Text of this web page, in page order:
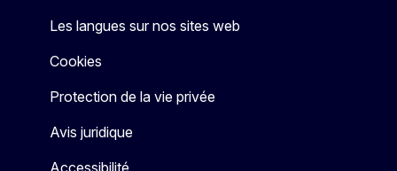
Les langues sur nos sites web
Cookies
Protection de la vie privée
Avis juridique
Accessibilité